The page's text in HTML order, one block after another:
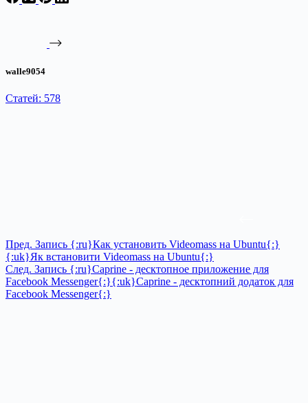
walle9054
Статей: 578
Пред. Запись {:ru}Как установить Videomass на Ubuntu{:}
{:uk}Як встановити Videomass на Ubuntu{:}
След. Запись {:ru}Caprine - десктопное приложение для
Facebook Messenger{:}{:uk}Caprine - десктопний додаток для
Facebook Messenger{:}